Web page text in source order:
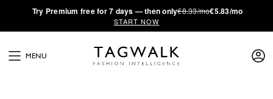
·Try Premium free for 7 days — then only€8.33/mo€5.83/mo
START NOW
MENU